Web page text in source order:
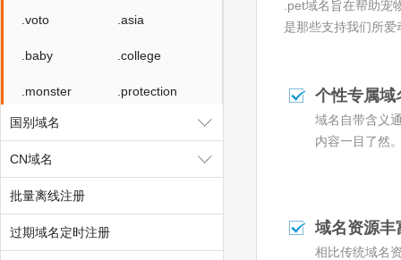
.voto .asia
.baby .college
.monster .protection
.rent
.storage
.luxe
.cyou
国别域名
CN域名
批量离线注册
过期域名定时注册
.pet域名旨在帮助
是那些支持我们所
个性专属域
域名自带含义
内容一目了然
域名资源丰
相比传统域名